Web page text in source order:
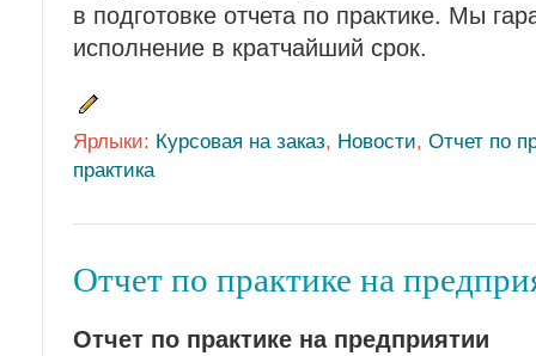
в подготовке отчета по практике. Мы
исполнение в кратчайший срок.
Ярлыки: Курсовая на заказ, Новости, Отчет по
практика
Отчет по практике на
Отчет по практике на предприятии